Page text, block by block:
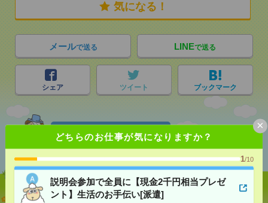
どちらのお仕事が気になりますか？
1/10
説明会参加で全員に【現金2千円相当プレゼ
ント】生活のお手伝い[派遣]
×
気になる！
メールで送る LINEで送る
シェア ツイート ブックマーク
あなたの閲覧履歴からの
おすすめ
説明会参加で全員に【現金2千円相当プレゼント】生